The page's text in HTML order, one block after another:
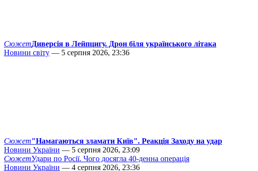
СюжетДиверсія в Лейпцигу. Дрон біля українського літака
Новини світу — 5 серпня 2026, 23:36
Сюжет"Намагаються зламати Київ". Реакція Заходу на удар
Новини України — 5 серпня 2026, 23:09
СюжетУдари по Росії. Чого досягла 40-денна операція
Новини України — 4 серпня 2026, 23:36